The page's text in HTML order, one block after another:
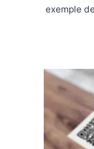
exemple